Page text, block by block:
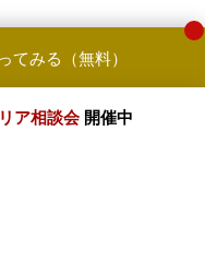
てみる（無料）
ア相談会 開催中